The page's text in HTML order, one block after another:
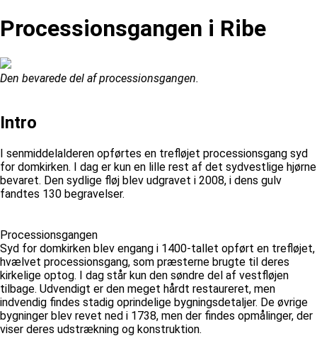
Processionsgangen i Ribe
Den bevarede del af processionsgangen.
Intro
I senmiddelalderen opførtes en trefløjet processionsgang syd
for domkirken. I dag er kun en lille rest af det sydvestlige hjørne
bevaret. Den sydlige fløj blev udgravet i 2008, i dens gulv
fandtes 130 begravelser.
Processionsgangen
Syd for domkirken blev engang i 1400-tallet opført en trefløjet,
hvælvet processionsgang, som præsterne brugte til deres
kirkelige optog. I dag står kun den søndre del af vestfløjen
tilbage. Udvendigt er den meget hårdt restaureret, men
indvendig findes stadig oprindelige bygningsdetaljer. De øvrige
bygninger blev revet ned i 1738, men der findes opmålinger, der
viser deres udstrækning og konstruktion.